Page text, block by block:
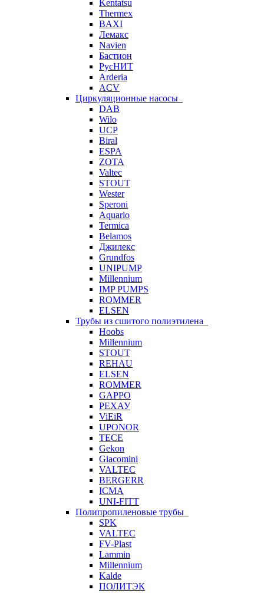
Kentatsu
Thermex
BAXI
Лемакс
Navien
Бастион
РусНИТ
Arderia
ACV
Циркуляционные насосы
DAB
Wilo
UCP
Biral
ESPA
ZOTA
Valtec
STOUT
Wester
Speroni
Aquario
Termica
Belamos
Джилекс
Grundfos
UNIPUMP
Millennium
IMP PUMPS
ROMMER
ELSEN
Трубы из сшитого полиэтилена
Hoobs
Millennium
STOUT
REHAU
ELSEN
ROMMER
GAPPO
РЕХАУ
ViEiR
UPONOR
TECE
Gekon
Giacomini
VALTEC
BERGERR
ICMA
UNI-FITT
Полипропиленовые трубы
SPK
VALTEC
FV-Plast
Lammin
Millennium
Kalde
ПОЛИТЭК